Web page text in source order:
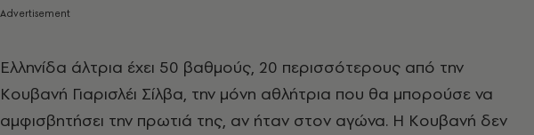
Ελληνίδα άλτρια έχει 50 βαθμούς, 20 περισσότερους από την
Κουβανή Γιαρισλέι Σίλβα, την μόνη αθλήτρια που θα μπορούσε να
αμφισβητήσει την πρωτιά της, αν ήταν στον αγώνα. Η Κουβανή δεν